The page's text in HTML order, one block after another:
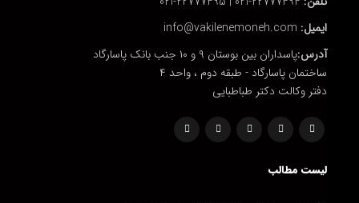
ایمیل:
آدرس:پاسداران بین بوستان ۹ و ۱۰ جنب بانک پاسارگاد
ساختمان پاسارگاد - طبقه دوم ، واحد ۴
دفتر وکالت دکتر طباطبایی
لیست مطالب